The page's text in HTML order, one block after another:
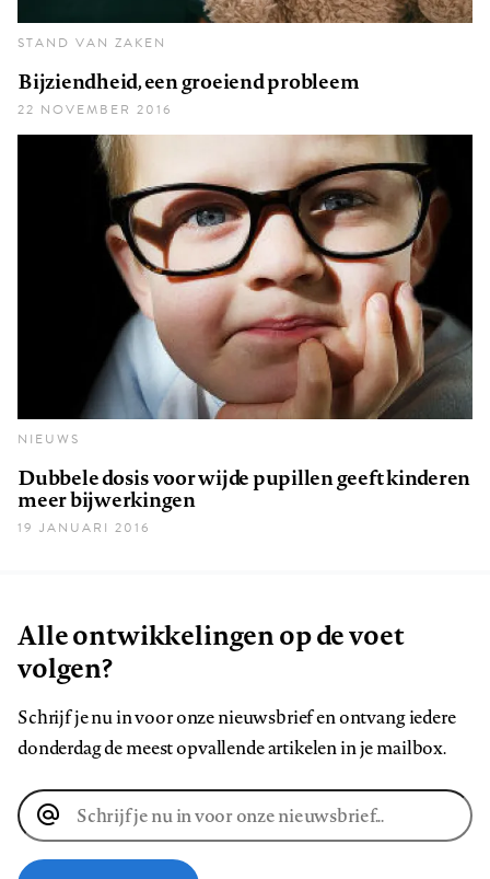
STAND VAN ZAKEN
Bijziendheid, een groeiend probleem
22 NOVEMBER 2016
NIEUWS
Dubbele dosis voor wijde pupillen geeft kinderen
meer bijwerkingen
19 JANUARI 2016
Alle ontwikkelingen op de voet
volgen?
Schrijf je nu in voor onze nieuwsbrief en ontvang iedere
donderdag de meest opvallende artikelen in je mailbox.
E-
mailadres